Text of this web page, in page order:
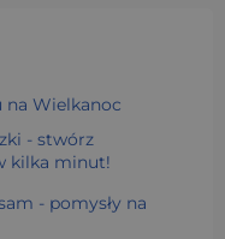
na Wielkanoc
- stwórz
kilka minut!
- pomysły na